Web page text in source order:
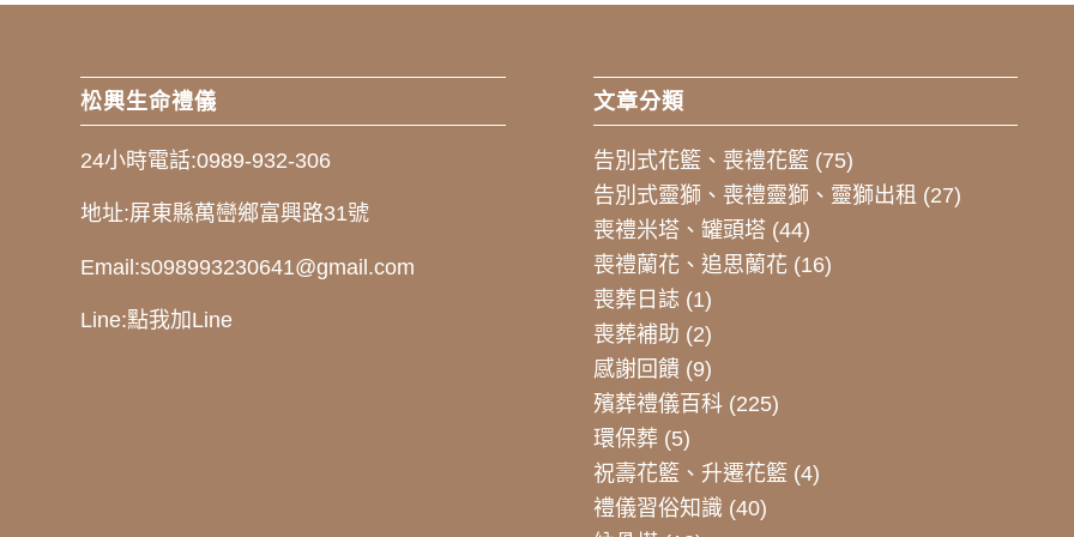
松興生命禮儀
24小時電話:0989-932-306
地址:屏東縣萬巒鄉富興路31號
Email:s098993230641@gmail.com
Line:點我加Line
文章分類
告別式花籃、喪禮花籃 (75)
告別式靈獅、喪禮靈獅、靈獅出租 (27)
喪禮米塔、罐頭塔 (44)
喪禮蘭花、追思蘭花 (16)
喪葬日誌 (1)
喪葬補助 (2)
感謝回饋(9)
殯葬禮儀百科(225)
環保葬(5)
祝壽花籃、升遷花籃 (4)
禮儀習俗知識 (40)